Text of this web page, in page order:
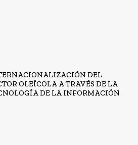
DEL
OLEÍCOLA A TRAVÉS DE LA
DE LA INFORMACIÓN